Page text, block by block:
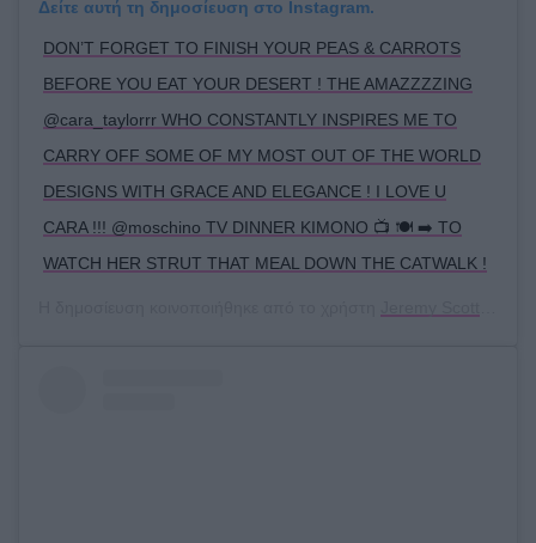
Δείτε αυτή τη δημοσίευση στο Instagram.
DON’T FORGET TO FINISH YOUR PEAS & CARROTS
BEFORE YOU EAT YOUR DESERT ! THE AMAZZZZING
@cara_taylorrr WHO CONSTANTLY INSPIRES ME TO
CARRY OFF SOME OF MY MOST OUT OF THE WORLD
DESIGNS WITH GRACE AND ELEGANCE ! I LOVE U
CARA !!! @moschino TV DINNER KIMONO 📺 🍽 ➡️ TO
WATCH HER STRUT THAT MEAL DOWN THE CATWALK !